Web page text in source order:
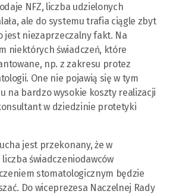
NFZ, liczba udzielonych
ale do systemu trafia ciągle zbyt
jest niezaprzeczalny fakt. Na
niektórych świadczeń, które
np. z zakresu protez
One nie pojawią się w tym
na bardzo wysokie koszty realizacji
w dziedzinie protetyki
jest przekonany, że w
świadczeniodawców
stomatologicznym będzie
Do wiceprezesa Naczelnej Rady